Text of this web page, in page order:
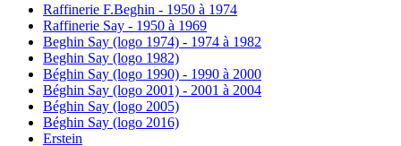
Raffinerie F.Beghin - 1950 à 1974
Raffinerie Say - 1950 à 1969
Beghin Say (logo 1974) - 1974 à 1982
Beghin Say (logo 1982)
Béghin Say (logo 1990) - 1990 à 2000
Béghin Say (logo 2001) - 2001 à 2004
Béghin Say (logo 2005)
Béghin Say (logo 2016)
Erstein